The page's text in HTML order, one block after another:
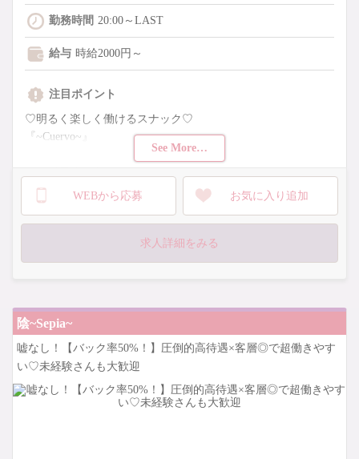
勤務時間 20:00～LAST
給与 時給2000円～
See More…
注目ポイント
♡明るく楽しく働けるスナック♡
『~Cuervo~』
笑顔が素敵・話すのが好き
・全額日払いOK
・各種バックあり
・お酒が飲めなくてもOK
働きやすい環境を揃えています♡
WEBから応募 お気に入り追加
求人詳細をみる
陰~Sepia~
嘘なし！【バック率50%！】圧倒的高待遇×客層◎で超働きやす
い♡未経験さんも大歓迎